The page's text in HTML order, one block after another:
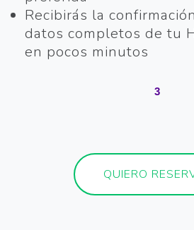
Recibirás la
datos completos de tu
en pocos minutos
3
QUIERO